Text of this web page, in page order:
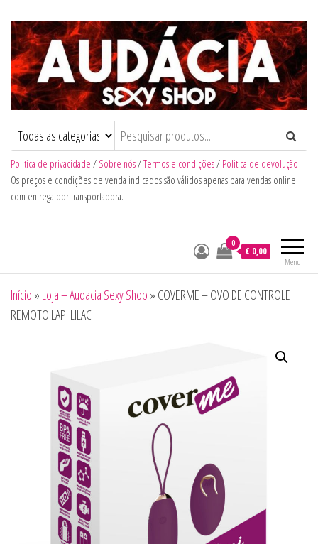
Audacia Sexy Shop
Politica de privacidade / Sobre nós/Termos e condições/ Politica de devolução
Os preços e condições de venda indicados são válidos apenas para vendas online
com entrega por transportadora.
Menu
0
€ 0,00
Início » Loja – Audacia Sexy Shop » COVERME – OVO DE CONTROLE
REMOTO LAPI LILAC